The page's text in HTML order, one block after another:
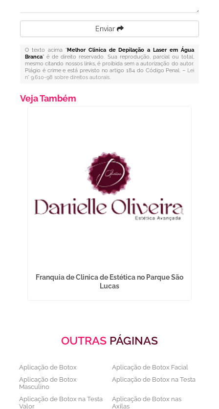
Enviar
O texto acima "Melhor Clinica de Depilação a Laser em Água
Branca" é de direito reservado. Sua reprodução, parcial ou total,
mesmo citando nossos links, é proibida sem a autorização do autor.
Plágio é crime e está previsto no artigo 184 do Código Penal. – Lei
n° 9.610-98 sobre direitos autorais.
Veja Também
Franquia de Clinica de Estética no Parque São
Lucas
OUTRAS PÁGINAS
Aplicação de Botox
Aplicação de Botox Facial
Aplicação de Botox
Masculino
Aplicação de Botox na Testa
Aplicação de Botox na Testa
Valor
Aplicação de Botox nas
Axilas